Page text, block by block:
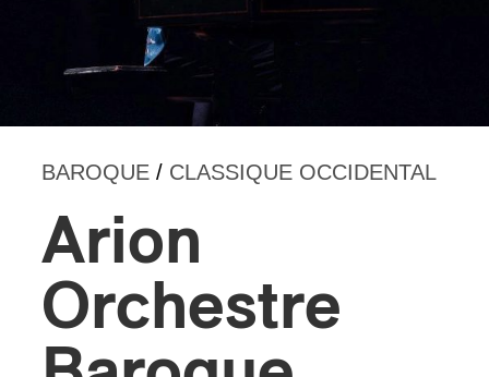
BAROQUE / CLASSIQUE OCCIDENTAL
Arion
Orchestre